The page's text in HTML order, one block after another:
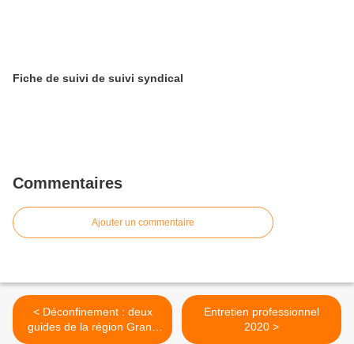
Fiche de suivi de suivi syndical
Commentaires
Ajouter un commentaire
< Déconfinement : deux
guides de la région Grand
Entretien professionnel
2020 >